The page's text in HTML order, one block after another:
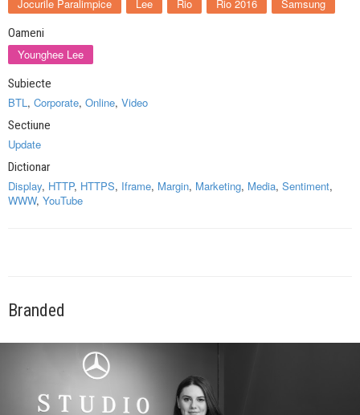
Jocurile Paralimpice Lee Rio Rio 2016 Samsung
Oameni
Younghee Lee
Subiecte
BTL, Corporate, Online, Video
Sectiune
Update
Dictionar
Display, HTTP, HTTPS, Iframe, Margin, Marketing, Media, Sentiment,
WWW, YouTube
Branded